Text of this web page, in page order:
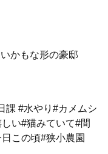
かもな形の豪邸
課 #水やり#カメムシ
い#猫みていて#間
この頃#狭小農園